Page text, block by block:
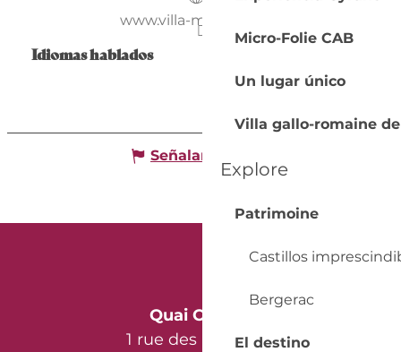
Micro-Folie CAB
Un lugar único
Villa gallo-romaine
Explore
Patrimoine
Castillos
Bergerac
El destino
www.villa-montcaret.fr
Idiomas hablados
Idiomas hablados
Señalar un error
Quai Cyrano
1 rue des Récollets